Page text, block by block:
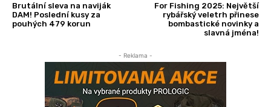
Brutální sleva na naviják
DAM! Poslední kusy za
pouhých 479 korun
For Fishing 2025: Největší
rybářský veletrh přinese
bombastické novinky a
slavná jména!
- Reklama -